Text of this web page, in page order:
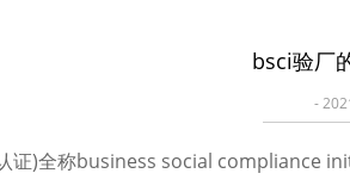
bsci验厂
-
证)全称business social compliance